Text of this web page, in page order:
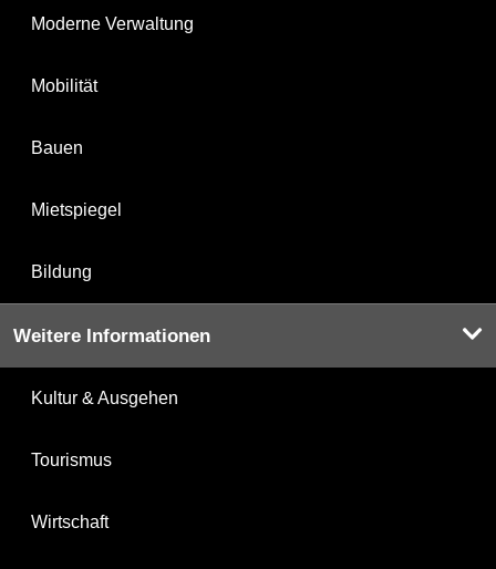
Moderne Verwaltung
Mobilität
Bauen
Mietspiegel
Bildung
Weitere Informationen
Kultur & Ausgehen
Tourismus
Wirtschaft